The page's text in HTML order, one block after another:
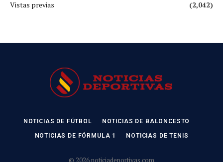
Vistas previas
(2,042)
NOTICIAS DE FÚTBOL NOTICIAS DE BALONCESTO
NOTICIAS DE FÓRMULA 1 NOTICIAS DE TENIS
© 2026 noticiadeportivas.com